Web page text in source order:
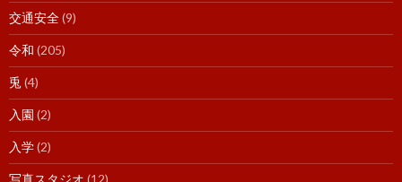
交通安全(9)
令和 (205)
兎 (4)
入園 (2)
入学(2)